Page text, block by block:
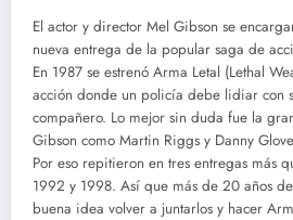
El actor y director Mel Gibson se
nueva entrega de la popular saga de
En 1987 se estrenó Arma Letal (Lethal
acción donde un policía debe lidiar con
compañero. Lo mejor sin duda fue la
Gibson como Martin Riggs y Danny
Por eso repitieron en tres entregas más
1992 y 1998. Así que más de 20 años
buena idea volver a juntarlos y hacer